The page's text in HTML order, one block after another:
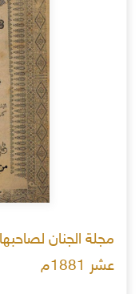
مجلة الجنان
عشر 1881م